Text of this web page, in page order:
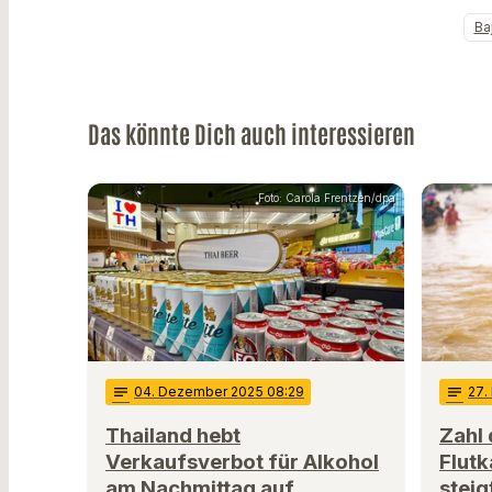
Das könnte Dich auch interessieren
Foto: Carola Frentzen/dpa
notes 04. Dezember 2025 08:29
Thailand hebt
Verkaufsverbot für Alkohol
notes 27.
Zahl